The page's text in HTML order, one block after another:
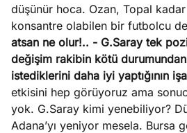
düşünür hoca. Ozan, Topal
konsantre olabilen bir futbolcu
atsan ne olur!.. - G.Saray tek
değişim rakibin kötü durumundan
istediklerini daha iyi yaptığının
etkisini hep görüyoruz ama
yok. G.Saray kimi yenebiliyor?
Adana’yı yeniyor mesela. Bursa